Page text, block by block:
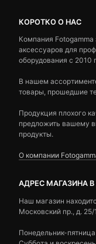
КОРОТКО О НАС
Компания
аксессуаров для
оборудования с 2010
В нашем
товары, прошедшие
Продукция плохого
предложить вашему
продукты.
О компании
АДРЕС МАГАЗИНА В
Наш магазин
Московский пр., д. 25/1
Понедельник-